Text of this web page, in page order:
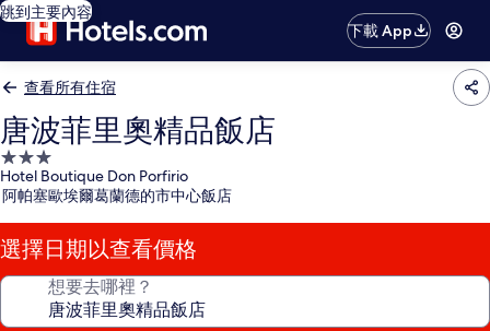
跳到主要內容
下載 App
查看所有住宿
唐波菲里奧精品飯店
3.0
星
級
住
宿
Hotel Boutique Don Porfirio
阿帕塞歐埃爾葛蘭德的市中心飯店
選擇日期以查看價格
想要去哪裡？